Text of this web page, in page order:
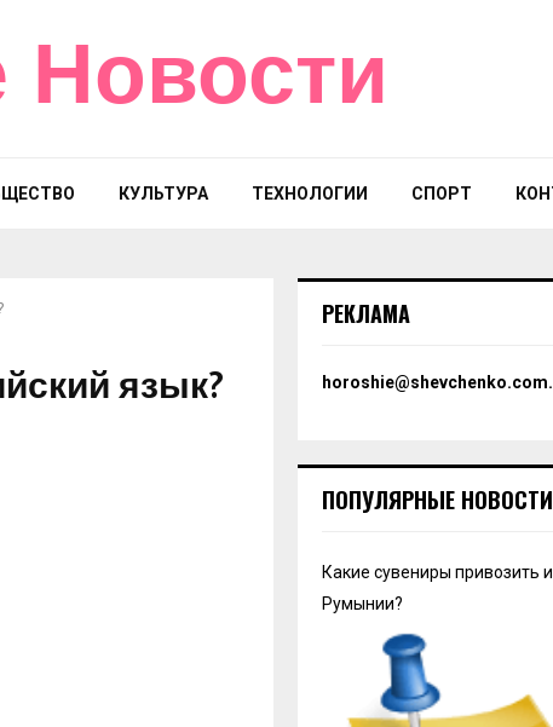
КУЛЬТУРА ТЕХНОЛОГИИ СПОРТ
язык?
РЕКЛАМА
ПОПУЛЯРНЫЕ НОВОСТИ
Какие сувениры привозить
Румынии?